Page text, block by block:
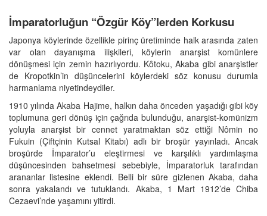
İmparatorluğun “Özgür Köy”lerden Korkusu
Japonya köylerinde özellikle pirinç üretiminde halk arasında zaten
var olan dayanışma ilişkileri, köylerin anarşist komünlere
dönüşmesi için zemin hazırlıyordu. Kôtoku, Akaba gibi anarşistler
de Kropotkin’in düşüncelerini köylerdeki söz konusu durumla
harmanlama niyetindeydiler.
1910 yılında Akaba Hajime, halkın daha önceden yaşadığı gibi köy
toplumuna geri dönüş için çağrıda bulunduğu, anarşist-komünizm
yoluyla anarşist bir cennet yaratmaktan söz ettiği Nômin no
Fukuin (Çiftçinin Kutsal Kitabı) adlı bir broşür yayınladı. Ancak
broşürde İmparator’u eleştirmesi ve karşılıklı yardımlaşma
düşüncesinden bahsetmesi sebebiyle, İmparatorluk tarafından
arananlar listesine eklendi. Belli bir süre gizlenen Akaba, daha
sonra yakalandı ve tutuklandı. Akaba, 1 Mart 1912’de Chiba
Cezaevi’nde yaşamını yitirdi.